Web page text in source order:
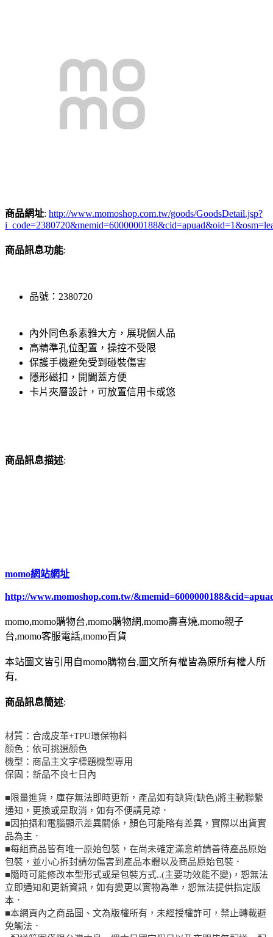
商品網址: http://www.momoshop.com.tw/goods/GoodsDetail.jsp?
商品訊息功能:
品號：2380720
內外同色系素雅大方，展現個人品
高精準孔位配置，操控不受限
保護手機避免受到碰裝傷害
隱形磁扣，開闔蓋方便
卡片夾層設計，可放置信用卡或悠
商品訊息描述:
momo網站網址
http://www.momoshop.com.tw/
momo,momo購物台,momo購物網,momo壽喜燒,momo親子
台,momo客服電話,momo百貨
本站圖文皆引用自momo購物台,圖文所有權皆為原所有權人所
有,
商品訊息簡述:
材質：合成皮革+TPU環保物料
顏色：依可挑選顏色
機型：商品主文字標題機型專用
保固：新品不良七日內
■限量進貨，庫存無法即時更新，產品如有缺貨(缺色)將主動聯繫
通知，更換或是取消，如有不便請見諒．
■因拍攝和電腦顯示差異關係，顏色可能略有差異，實際以出貨實
品為主．
■每組商品皆有唯一原始包裝，在尚未確定滿意前請善待產品原始
包裝，並小心拆封請勿傷害到產品本體以及商品原始包裝．
■隨時可能修改本型形式或是包裝方式..(主要功效能不變)，恕無法
立即通知和更新資訊，如有變更以實物為準，恕無法提供指定版
本．
■本網頁內之商品圖、文為版權所有，未經授權許可，禁止轉載避
免觸法．